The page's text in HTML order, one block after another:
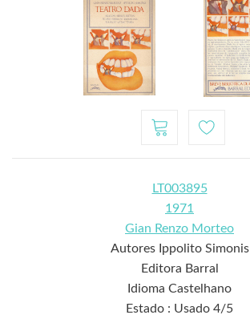
LT003895
1971
Gian Renzo Morteo
Autores Ippolito Simonis
Editora Barral
Idioma Castelhano
Estado : Usado 4/5